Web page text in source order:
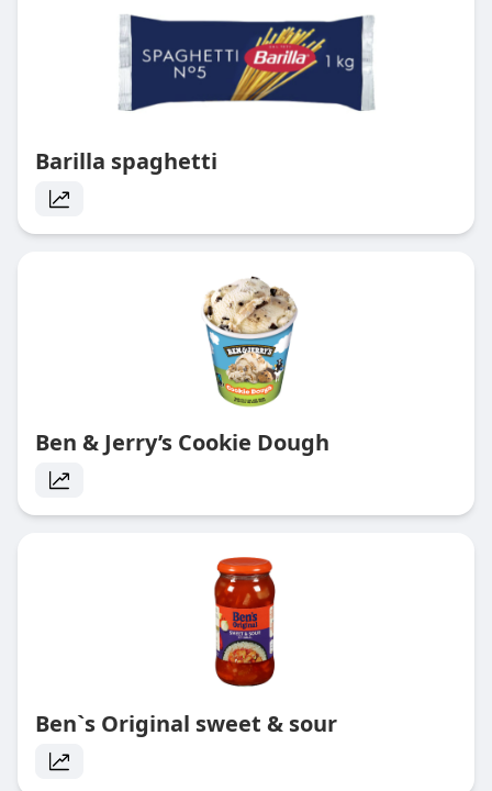
Barilla spaghetti
Ben & Jerry’s Cookie Dough
Ben`s Original sweet & sour